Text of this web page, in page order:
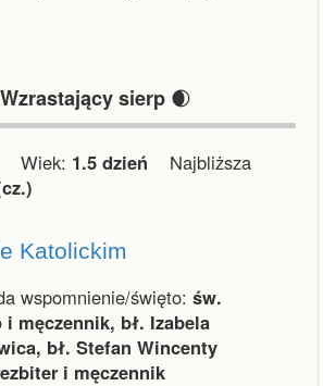
Wzrastający sierp 🌒
1.5 dzień Najbliższa
Katolickim
wspomnienie/święto: św.
męczennik, bł. Izabela
bł. Stefan Wincenty
i męczennik